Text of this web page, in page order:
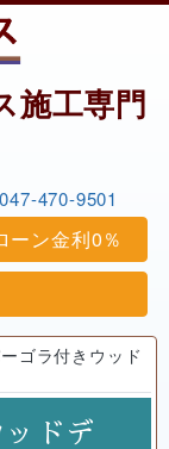
施工専門
470-9501
ーン金利0％
ゴラ付きウッド
ドデ